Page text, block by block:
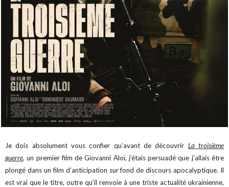
Je dois absolument vous confier qu’avant de découvrir La troisième
guerre, un premier film de Giovanni Aloï, j’étais persuadé que j’allais être
plongé dans un film d’anticipation sur fond de discours apocalyptique. Il
est vrai que le titre, outre qu’il renvoie à une triste actualité ukrainienne,